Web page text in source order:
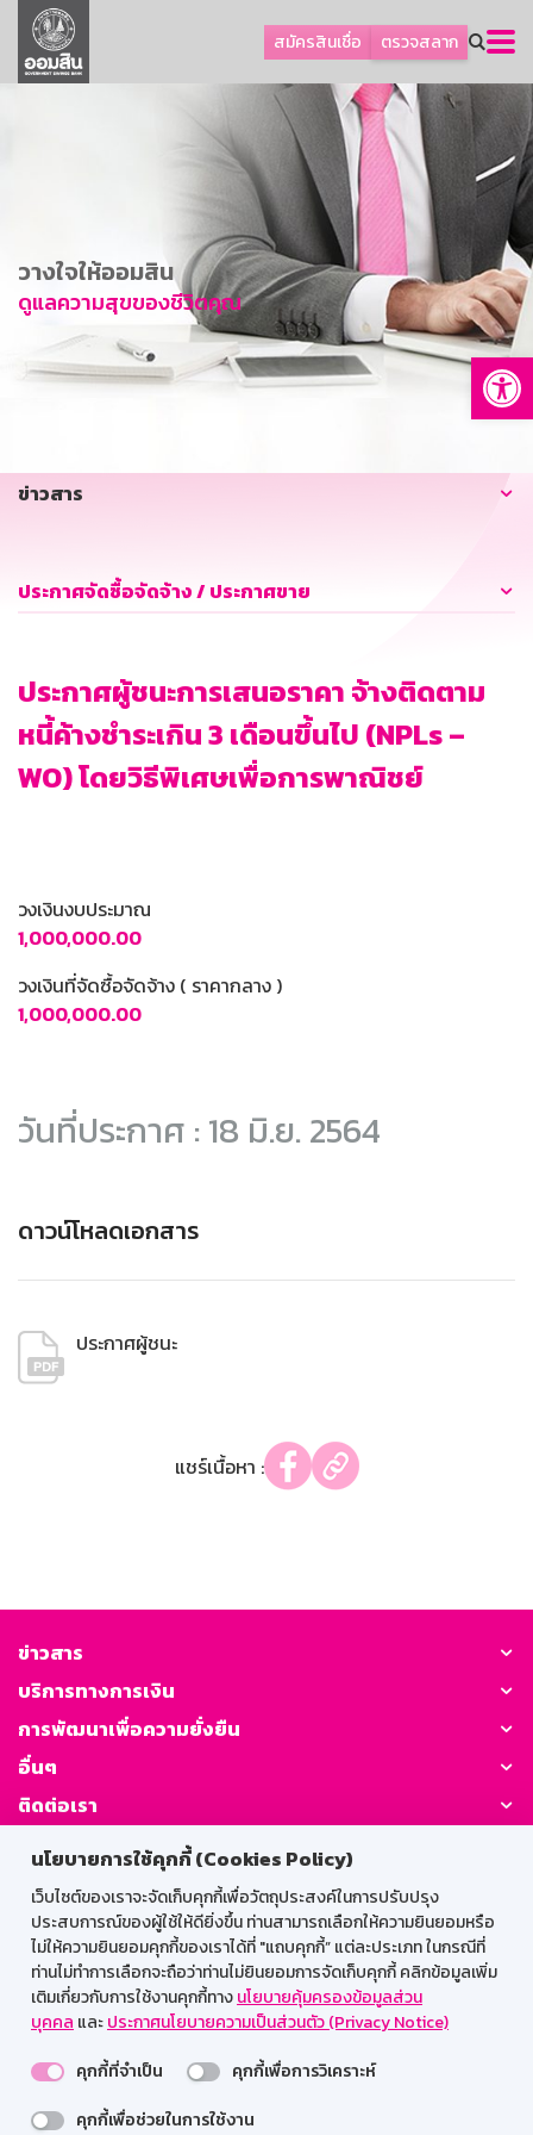
นโยบายการใช้คุกกี้ (Cookies Policy)
เว็บไซต์ของเราจะจัดเก็บคุกกี้เพื่อวัตถุประสงค์ในการปรับปรุง
ประสบการณ์ของผู้ใช้ให้ดียิ่งขึ้น ท่านสามารถเลือกให้ความยินยอมหรือ
ไม่ให้ความยินยอมคุกกี้ของเราได้ที่ "แถบคุกกี้” แต่ละประเภท ในกรณีที่
ท่านไม่ทำการเลือกจะถือว่าท่านไม่ยินยอมการจัดเก็บคุกกี้ คลิกข้อมูลเพิ่ม
เติมเกี่ยวกับการใช้งานคุกกี้ทางนโยบายคุ้มครองข้อมูลส่วน
บุคคล และประกาศนโยบายความเป็นส่วนตัว (Privacy Notice)
คุกกี้ที่จำเป็น
คุกกี้เพื่อการวิเคราะห์
คุกกี้เพื่อช่วยในการใช้งาน
สมัครสินเชื่อ ตรวจสลาก
ลูกค้าธุรกิจ
ลูกค้าผู้ประกอบรายย่อย
การพัฒนาที่ยั่งยืน
ข่าวสาร
บริการทางการเงิน
อื่นๆ
วางใจให้ออมสิน
ดูแลความสุขของชีวิตคุณ
ข่าวสาร
ประกาศจัดซื้อจัดจ้าง / ประกาศขาย
ประกาศผู้ชนะการเสนอราคา จ้างติดตาม
หนี้ค้างชำระเกิน 3 เดือนขึ้นไป (NPLs –
WO) โดยวิธีพิเศษเพื่อการพาณิชย์
วงเงินงบประมาณ
1,000,000.00
วงเงินที่จัดซื้อจัดจ้าง ( ราคากลาง )
1,000,000.00
วันที่ประกาศ : 18 มิ.ย. 2564
ดาวน์โหลดเอกสาร
ประกาศผู้ชนะ
แชร์เนื้อหา :
ข่าวสาร
บริการทางการเงิน
การพัฒนาเพื่อความยั่งยืน
อื่นๆ
ติดต่อเรา
GSB Society:
สำหรับพนักงาน
Web HR
GSB Wisdom
M-Search
เข้าสู่ระบบเน็ตเมล